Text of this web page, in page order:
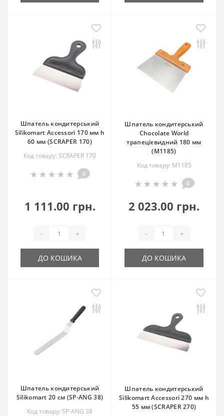
Шпатель кондитерський
Silikomart Accessori 170 мм h
60 мм (SCRAPER 170)
Код товару: SCRAPER 170
0
1 111.00 грн.
- +
ДО КОШИКА
Шпатель кондитерський
Chocolate World
трапецієвидний 180 мм
(M1185)
Код товару: M1185
0
2 023.00 грн.
- +
ДО КОШИКА
Шпатель кондитерський
Silikomart 20 см (SP-ANG 38)
Код товару: SP-ANG 38
Шпатель кондитерський
Silikomart Accessori 270 мм h
55 мм (SCRAPER 270)